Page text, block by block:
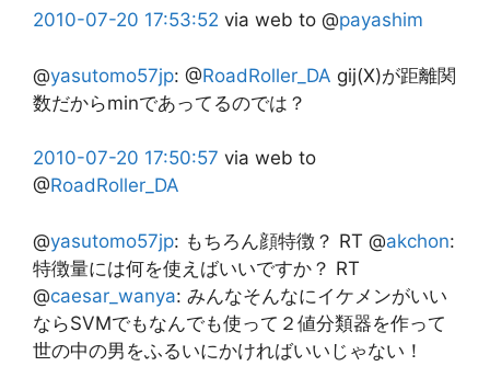
2010-07-20 17:53:52 via web to @payashim
@yasutomo57jp: @RoadRoller_DA gij(X)が距離関
数だからminであってるのでは？
2010-07-20 17:50:57 via web to
@RoadRoller_DA
@yasutomo57jp: もちろん顔特徴？ RT @akchon:
特徴量には何を使えばいいですか？ RT
@caesar_wanya: みんなそんなにイケメンがいい
ならSVMでもなんでも使って２値分類器を作って
世の中の男をふるいにかければいいじゃない！